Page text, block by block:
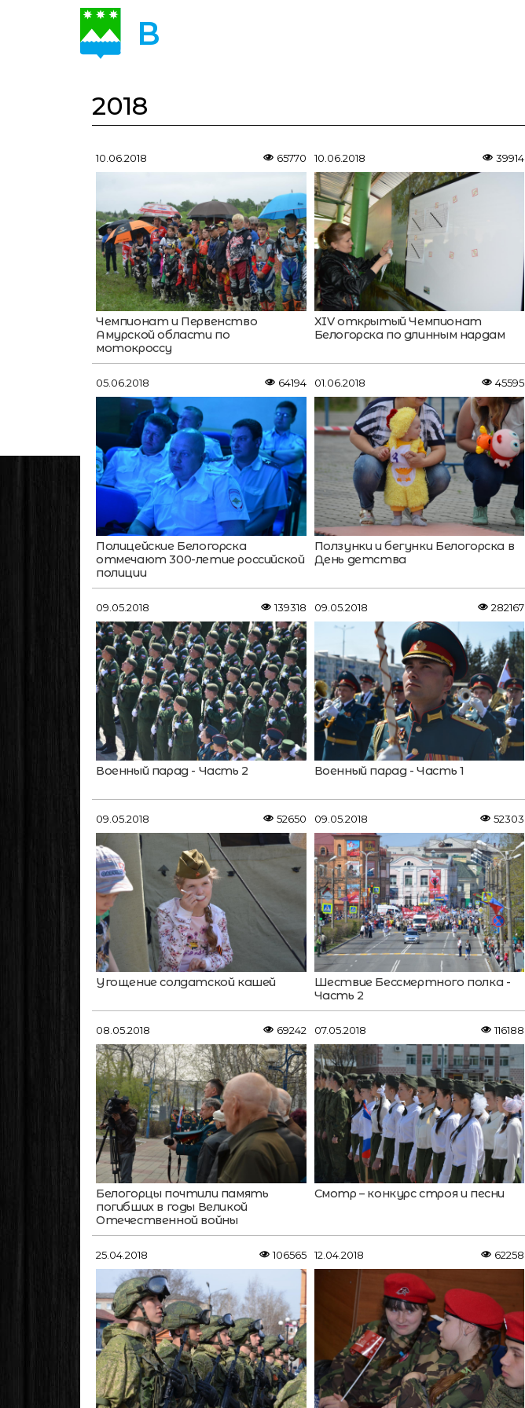
В
2018
10.06.2018 65770
Чемпионат и Первенство
Амурской области по
мотокроссу
10.06.2018 39914
XIV открытый Чемпионат
Белогорска по длинным нардам
05.06.2018 64194
Полицейские Белогорска
отмечают 300-летие российской
полиции
01.06.2018 45595
Ползунки и бегунки Белогорска в
День детства
09.05.2018 139318
Военный парад - Часть 2
09.05.2018 282167
Военный парад - Часть 1
09.05.2018 52650
Угощение солдатской кашей
09.05.2018 52303
Шествие Бессмертного полка -
Часть 2
08.05.2018 69242
Белогорцы почтили память
погибших в годы Великой
Отечественной войны
07.05.2018 116188
Смотр – конкурс строя и песни
25.04.2018 106565 12.04.2018 62258